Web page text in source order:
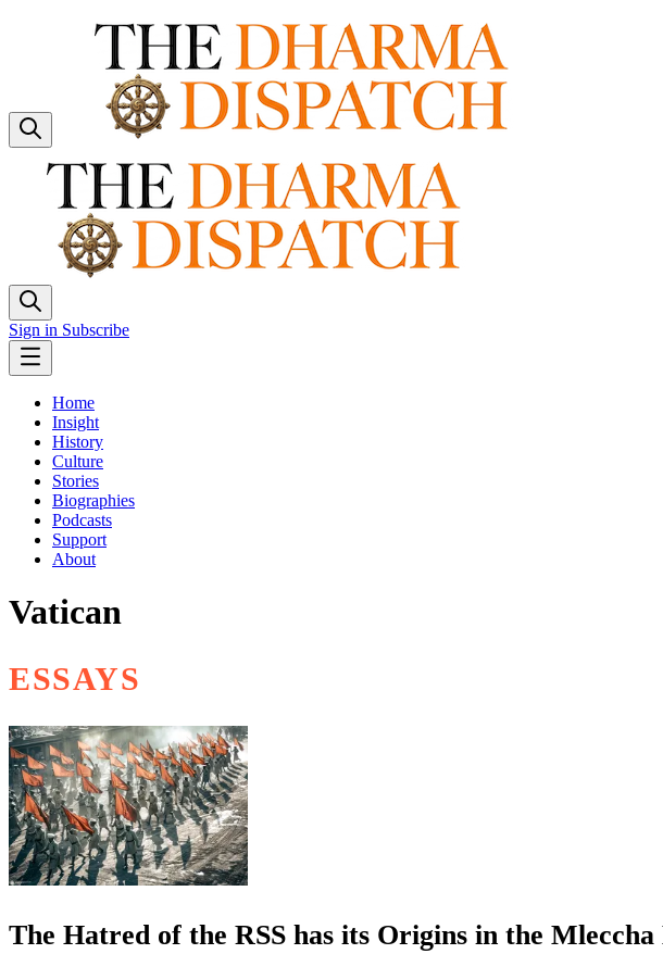
Sign in Subscribe
Home
Insight
History
Culture
Stories
Biographies
Podcasts
Support
About
Vatican
ESSAYS
The Hatred of the RSS has its Origins in the